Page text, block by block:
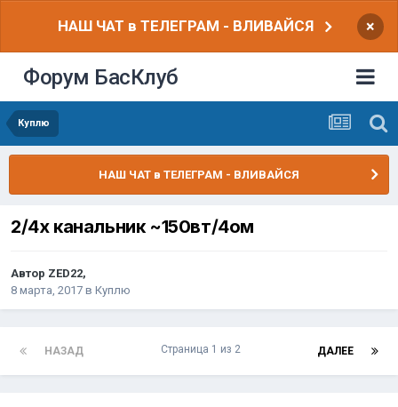
НАШ ЧАТ в ТЕЛЕГРАМ - ВЛИВАЙСЯ ×
Форум БасКлуб
Куплю
НАШ ЧАТ в ТЕЛЕГРАМ - ВЛИВАЙСЯ
2/4х канальник ~150вт/4ом
Автор ZED22,
8 марта, 2017 в Куплю
НАЗАД ДАЛЕЕ
Страница 1 из 2